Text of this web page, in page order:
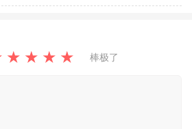
★ ★ ★ ★ 棒极了